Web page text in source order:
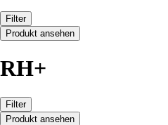
Filter
Produkt ansehen
RH+
Filter
Produkt ansehen